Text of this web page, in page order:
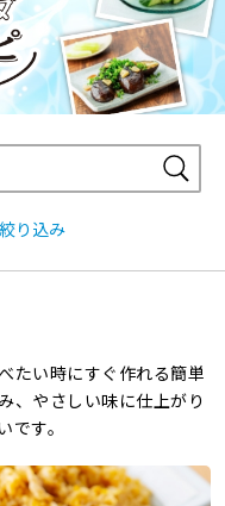
・安心への取り組み
トマップ
り込み
たい時にすぐ作れる簡単
、やさしい味に仕上がり
す。
です。